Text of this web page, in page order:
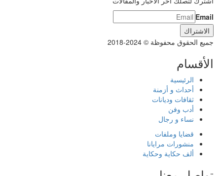
Email
جميع الحقوق محفوظة © 2024-2018
الأقسام
الرئيسية
أحداث و أزمنة
ثقافات وديانات
أدب وفن
نساء و رجال
قضايا وملفات
منشورات مرايانا
ألف حكاية وحكاية